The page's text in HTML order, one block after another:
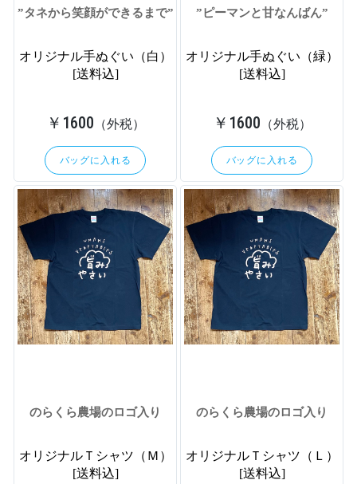
”タネから笑顔ができるまで”
オリジナル手ぬぐい（白）
[送料込]
￥1600 （外税）
バッグに入れる
”ピーマンと甘なんばん”
オリジナル手ぬぐい（緑）
[送料込]
￥1600 （外税）
バッグに入れる
のらくら農場のロゴ入り
オリジナルＴシャツ（Ｍ）
[送料込]
のらくら農場のロゴ入り
オリジナルＴシャツ（Ｌ）
[送料込]